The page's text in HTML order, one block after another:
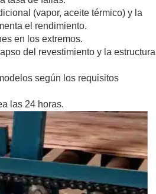
(vapor, aceite térmico) y la
el rendimiento.
en los extremos.
del revestimiento y la estructura
según los requisitos
las 24 horas.